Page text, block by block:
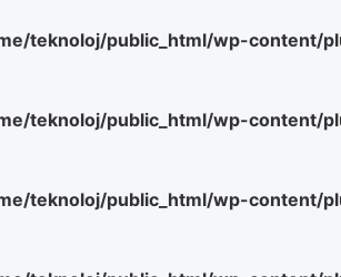
teknoloj/public_html/wp-content/
teknoloj/public_html/wp-content/
teknoloj/public_html/wp-content/